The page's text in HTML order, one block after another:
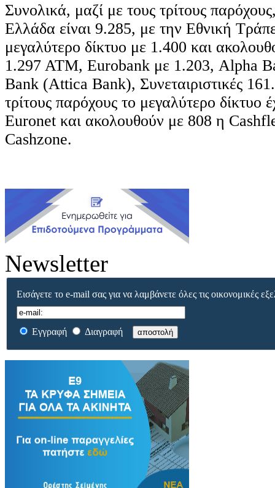
Συνολικά, μαζί με τους τρίτους
Ελλάδα είναι 9.285, με την Εθνική
μεγαλύτερο δίκτυο με 1.400 και
1.297 ΑΤΜ, Eurobank με 1.203, Alpha
Bank (Attica Bank), Συνεταιριστικές
τρίτους παρόχους το μεγαλύτερο
Euronet και ακολουθούν με 808 η
Cashzone.
Newsletter
Εισάγετε το e-mail σας για να λαμβάνετε όλες τις οικονομικές
Εγγραφή Διαγραφή αποστολή